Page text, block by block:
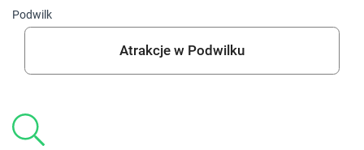
Podwilk
Atrakcje w Podwilku